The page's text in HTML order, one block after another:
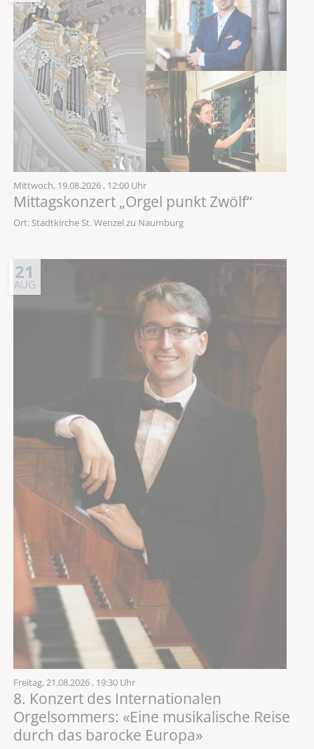
Mittwoch, 19.08.2026 , 12:00 Uhr
Mittagskonzert „Orgel punkt Zwölf“
Ort: Stadtkirche St. Wenzel zu Naumburg
21
AUG
Freitag,21.08.2026 , 19:30 Uhr
8. Konzert des Internationalen
Orgelsommers: «Eine musikalische Reise
durch das barocke Europa»